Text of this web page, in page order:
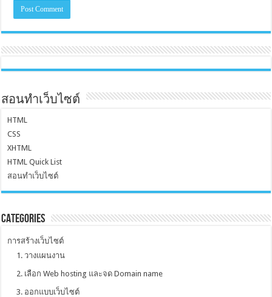
สอนทำเว็บไซต์
HTML
CSS
XHTML
HTML Quick List
สอนทำเว็บไซต์
Categories
การสร้างเว็บไซต์
1. วางแผนงาน
2. เลือก Web hosting และจด Domain name
3. ออกแบบเว็บไซต์